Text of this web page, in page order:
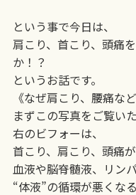
という事で今日は、
肩こり、首こり、頭痛
か！？
というお話です。
《なぜ肩こり、腰痛な
まずこの写真をご覧い
右のビフォーは、
首こり、肩こり、頭痛
血液や脳脊髄液、リン
“体液”の循環が悪くなる